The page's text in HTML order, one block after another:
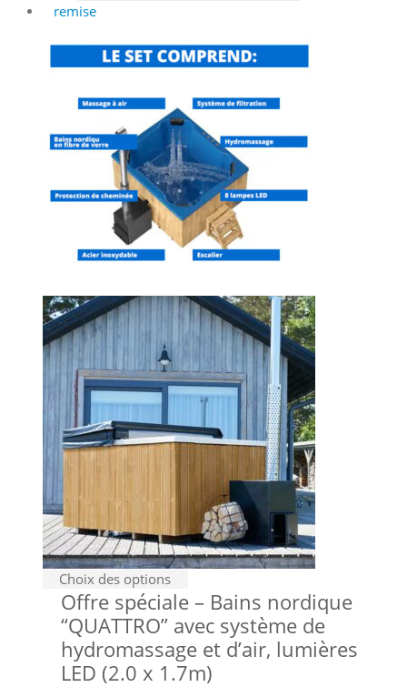
remise
Choix des options
Offre spéciale – Bains nordique
“QUATTRO” avec système de
hydromassage et d’air, lumières
LED (2.0 x 1.7m)